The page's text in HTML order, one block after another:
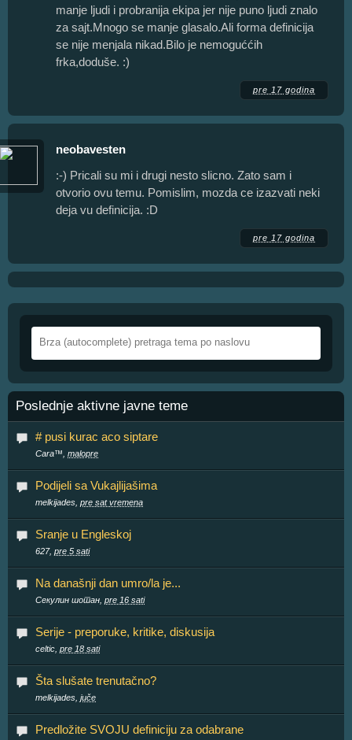
manje ljudi i probranija ekipa jer nije puno ljudi znalo
za sajt.Mnogo se manje glasalo.Ali forma definicija
se nije menjala nikad.Bilo je nemoguććih
frka,doduše. :)
pre 17 godina
neobavesten
:-) Pricali su mi i drugi nesto slicno. Zato sam i
otvorio ovu temu. Pomislim, mozda ce izazvati neki
deja vu definicija. :D
pre 17 godina
Poslednje aktivne javne teme
# pusi kurac aco siptare
Cara™, malopre
Podijeli sa Vukajlijašima
melkijades, pre sat vremena
Sranje u Engleskoj
627, pre 5 sati
Na današnji dan umro/la je...
Секулин шотан, pre 16 sati
Serije - preporuke, kritike, diskusija
celtic, pre 18 sati
Šta slušate trenutačno?
melkijades, juče
Predložite SVOJU definiciju za odabrane